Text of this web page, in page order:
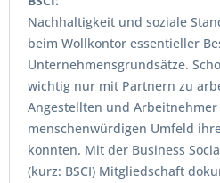
Nachhaltigkeit und soziale
beim Wollkontor essentieller
Unternehmensgrundsätze.
wichtig nur mit Partnern zu
Angestellten und
menschenwürdigen Umfeld
konnten. Mit der Business
(kurz: BSCI) Mitgliedschaft